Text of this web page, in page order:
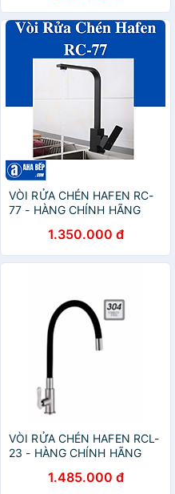
VÒI RỬA CHÉN HAFEN RC-
77 - HÀNG CHÍNH HÃNG
1.350.000 đ
VÒI RỬA CHÉN HAFEN RCL-
23 - HÀNG CHÍNH HÃNG
1.485.000 đ